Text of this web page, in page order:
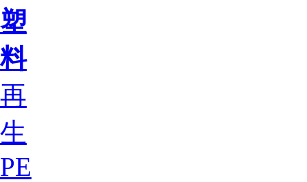
塑
料
再
生
PE